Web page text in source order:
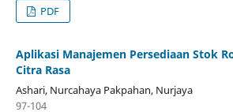
PDF
Aplikasi Manajemen Persediaan Stok
Citra Rasa
Ashari, Nurcahaya Pakpahan, Nurjaya
97-104